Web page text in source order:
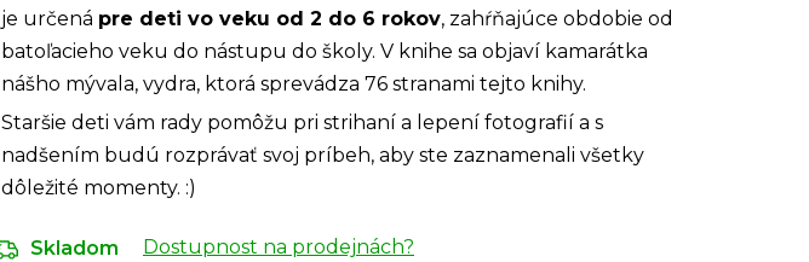
je určená pre deti vo veku od 2 do 6 rokov, zahŕňajúce obdobie od
batoľacieho veku do nástupu do školy. V knihe sa objaví kamarátka
nášho mývala, vydra, ktorá sprevádza 76 stranami tejto knihy.
Staršie deti vám rady pomôžu pri strihaní a lepení fotografií a s
nadšením budú rozprávať svoj príbeh, aby ste zaznamenali všetky
dôležité momenty. :)
Skladom Dostupnost na prodejnách?